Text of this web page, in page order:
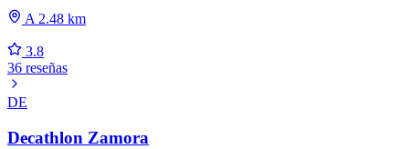
A 2.48 km
3.8
36 reseñas
DE
Decathlon Zamora